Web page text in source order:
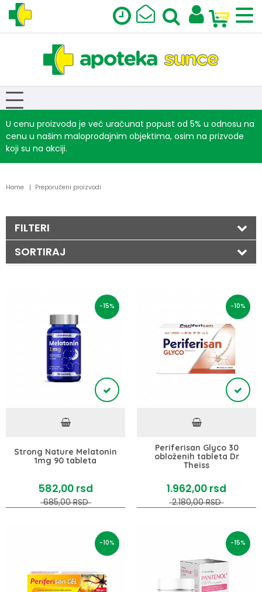
U cenu proizvoda je već uračunat popust od 5% u odnosu na
cenu u našim maloprodajnim objektima, osim na prizvode
koji su na akciji.
Home Preporučeni proizvodi
FILTERI
SORTIRAJ
-15%
Strong Nature Melatonin
1mg 90 tableta
582,00 rsd
685,00 RSD
-10%
Periferisan Glyco 30
obloženih tableta Dr
Theiss
1.962,00 rsd
2.180,00 RSD
-10% -15%